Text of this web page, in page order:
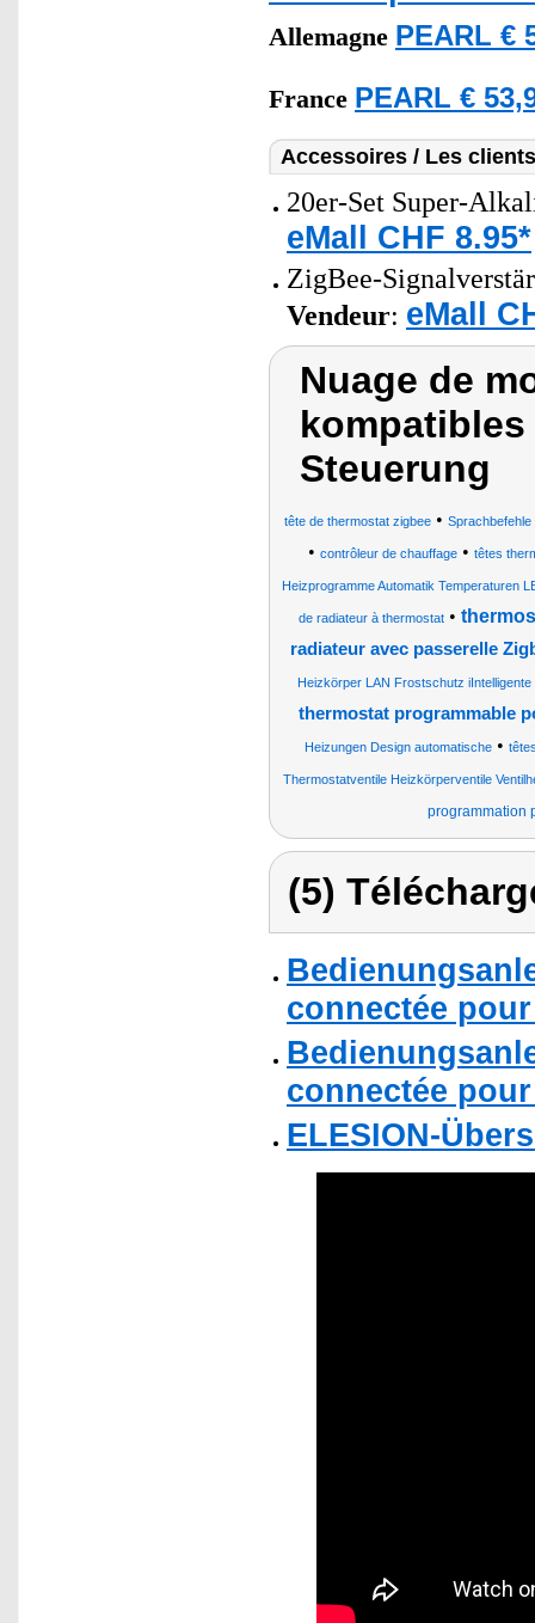
Allemagne PEARL €
France PEARL €
Accessoires / Les
20er-Set Super-
eMall CHF 8.95*
ZigBee-
Vendeur: eMall
Nuage de
Steuerung
tête de thermostat zigbee •
• contrôleur de chauffage• têtes
Heizprogramme Automatik Temperaturen
de radiateur à thermostat •
radiateur avec passerelle
Heizkörper LAN Frostschutz iIntelligente
thermostat programmable
Heizungen Design automatische•
Thermostatventile Heizkörperventile
programmation
(5)
connectée
connectée
ELESION-